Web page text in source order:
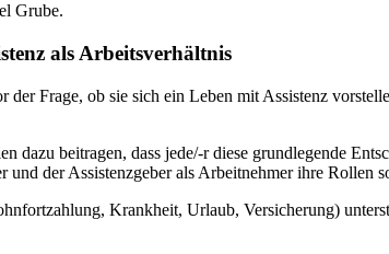
Grube.
als Arbeitsverhältnis
Frage, ob sie sich ein Leben mit Assistenz
dazu beitragen, dass jede/-r diese grundlegende
und der Assistenzgeber als Arbeitnehmer ihre Rollen
Krankheit, Urlaub, Versicherung)